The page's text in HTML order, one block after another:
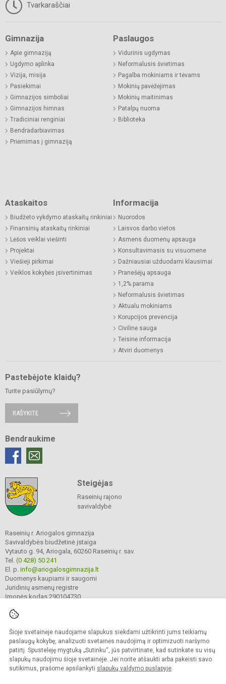
Šioje svetainėje naudojame slapukus siekdami užtikrinti jums teikiamų
paslaugų kokybę, analizuoti svetainės naudojimą ir optimizuoti naršymo
patirtį. Spustelėję mygtuką „Sutinku“, jūs patvirtinate, kad sutinkate su visų
slapukų naudojimu šioje svetainėje. Jei norite atšaukti arba pakeisti savo
sutikimus, prašome apsilankyti slapukų valdymo puslapyje.
Tvarkaraščiai
Gimnazija
Apie gimnaziją
Ugdymo aplinka
Vizija, misija
Pasiekimai
Gimnazijos simboliai
Gimnazijos himnas
Tradiciniai renginiai
Bendradarbiavimas
Priėmimas į gimnaziją
Paslaugos
Vidurinis ugdymas
Neformalusis švietimas
Pagalba mokiniams ir tėvams
Mokinių pavėžėjimas
Mokinių maitinimas
Patalpų nuoma
Biblioteka
Ataskaitos
Biudžeto vykdymo ataskaitų rinkiniai
Finansinių ataskaitų rinkiniai
Lėšos veiklai viešinti
Projektai
Viešieji pirkimai
Veiklos kokybės įsivertinimas
Informacija
Nuorodos
Laisvos darbo vietos
Asmens duomenų apsauga
Konsultavimasis su visuomene
Dažniausiai užduodami klausimai
Pranešėjų apsauga
1,2% parama
Neformalusis švietimas
Aktualu mokiniams
Korupcijos prevencija
Civilinė sauga
Teisinė informacija
Atviri duomenys
Pastebėjote klaidų?
Turite pasiūlymų?
RAŠYKITE
Bendraukime
Steigėjas
Raseinių rajono
savivaldybė
Raseinių r. Ariogalos gimnazija
Savivaldybės biudžetinė įstaiga
Vytauto g. 94, Ariogala, 60260 Raseinių r. sav.
Tel. (0 428) 50 241
El. p. info@ariogalosgimnazija.lt
Duomenys kaupiami ir saugomi
Juridinių asmenų registre
Įmonės kodas 290104730
© 2022. Raseinių r. Ariogalos gimnazija. Visos teisės saugomos.
Kopijuoti turinį be raštiško gimnazijos sutikimo griežtai draudžiama.
Prieinamumo paraiška Slapukų valdymas
Sumanus būdas atnaujinti